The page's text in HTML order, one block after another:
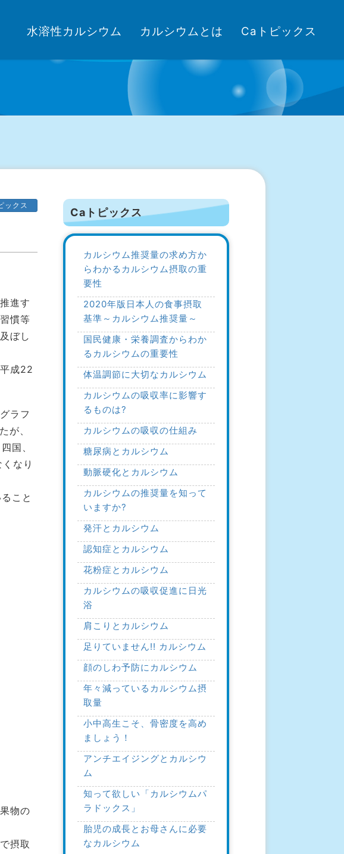
水溶性カルシウム カルシウムとは Caトピックス
ックス
進す
慣等
ぼし
成22
ラフ
が、
国、
なり
こと
物の
摂取
Caトピックス
カルシウム推奨量の求め方か
らわかるカルシウム摂取の重
要性
2020年版日本人の食事摂取
基準～カルシウム推奨量～
国民健康・栄養調査からわか
るカルシウムの重要性
体温調節に大切なカルシウム
カルシウムの吸収率に影響す
るものは?
カルシウムの吸収の仕組み
糖尿病とカルシウム
動脈硬化とカルシウム
カルシウムの推奨量を知って
いますか?
発汗とカルシウム
認知症とカルシウム
花粉症とカルシウム
カルシウムの吸収促進に日光
浴
肩こりとカルシウム
足りていません!! カルシウム
顔のしわ予防にカルシウム
年々減っているカルシウム摂
取量
小中高生こそ、骨密度を高め
ましょう！
アンチエイジングとカルシウ
ム
知って欲しい「カルシウムパ
ラドックス」
胎児の成長とお母さんに必要
なカルシウム